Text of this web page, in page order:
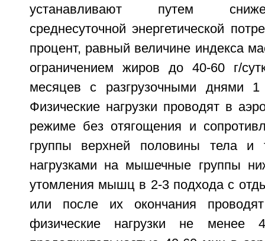
устанавливают путем
среднесуточной энергетической
процент, равный величине индекса
ограничением жиров до 40-60 г/
месяцев с разгрузочными днями
Физические нагрузки проводят в
режиме без отягощения и
группы верхней половины тела и
нагрузками на мышечные группы
утомления мышц в 2-3 подхода с
или после их окончания проводят
физические нагрузки не